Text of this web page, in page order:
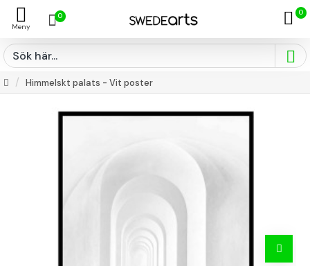
0 0
Himmelskt palats - Vit poster